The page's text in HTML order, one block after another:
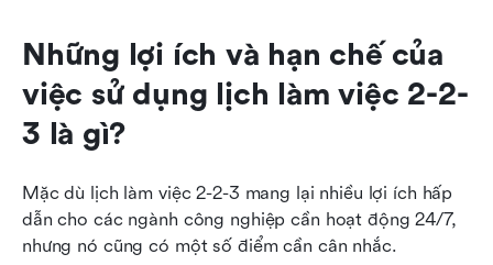
Những lợi ích và hạn chế của
việc sử dụng lịch làm việc 2-2-
3 là gì?
Mặc dù lịch làm việc 2-2-3 mang lại nhiều lợi ích hấp
dẫn cho các ngành công nghiệp cần hoạt động 24/7,
nhưng nó cũng có một số điểm cần cân nhắc.